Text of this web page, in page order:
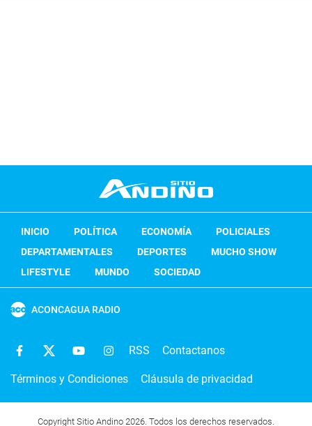
INICIO POLÍTICA ECONOMÍA
POLICIALES
DEPARTAMENTALES
DEPORTES
MUCHO SHOW
LIFESTYLE
MUNDO SOCIEDAD
ACONCAGUA RADIO
RSS Contactanos
Términos y Condiciones Cláusula de privacidad
Copyright Sitio Andino 2026. Todos los derechos reservados.